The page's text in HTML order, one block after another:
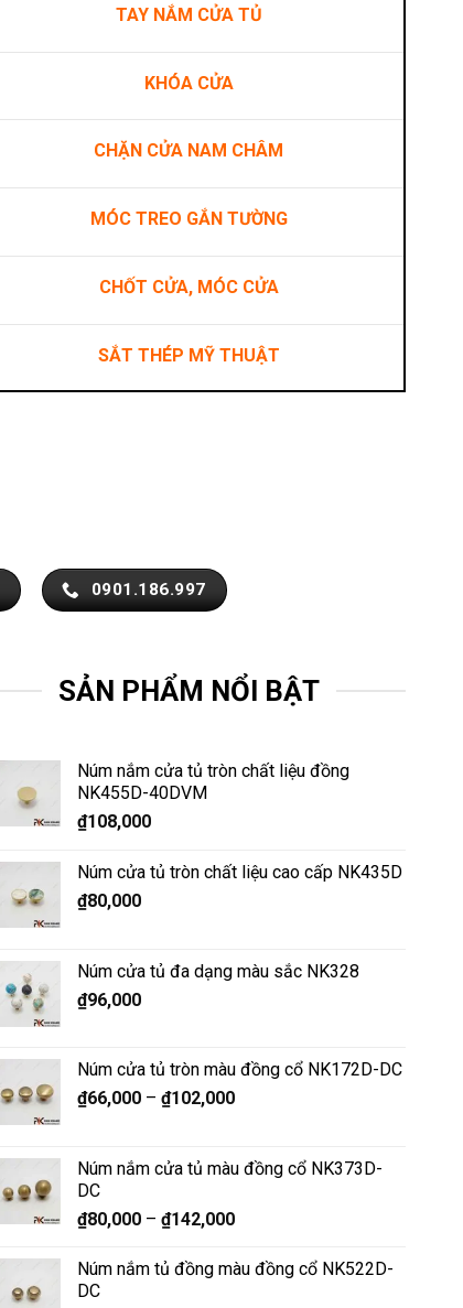
TAY NẮM CỬA TỦ
KHÓA CỬA
CHẶN CỬA NAM CHÂM
MÓC TREO GẮN TƯỜNG
CHỐT CỬA, MÓC CỬA
SẮT THÉP MỸ THUẬT
0901.186.997
SẢN PHẨM NỔI BẬT
Núm nắm cửa tủ tròn chất liệu đồng
NK455D-40DVM
₫108,000
Núm cửa tủ tròn chất liệu cao cấp NK435D
₫80,000
Núm cửa tủ đa dạng màu sắc NK328
₫96,000
Núm cửa tủ tròn màu đồng cổ NK172D-DC
₫66,000 –₫102,000
Núm nắm cửa tủ màu đồng cổ NK373D-
DC
₫80,000 –₫142,000
Núm nắm tủ đồng màu đồng cổ NK522D-
DC